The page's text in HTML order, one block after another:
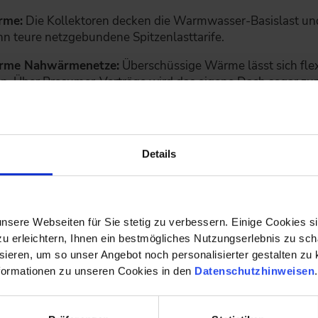
Details
Webseiten für Sie stetig zu verbessern. Einige Cookies
erleichtern, Ihnen ein bestmögliches Nutzungserlebnis zu
um so unser Angebot noch personalisierter gestalten zu
zu unseren Cookies in den Datenschutzhinweisen.
Die Kollektoren decken die Warmwasser-Basislast
teure netzgebundene Spitzenlasttarife.
Nahwärmenetze: Überschüssige Wärme lässt sich
Über Prosumer-Verträge wird das eigene Dach sogar
und PVT im
eine
(anteilig)
zu ergänzen –
die alleinige
Prozesswärme bietet
darüber
einen Beitrag zur